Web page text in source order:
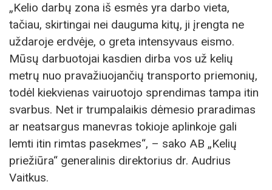
„Kelio darbų zona iš esmės yra darbo vieta,
tačiau, skirtingai nei dauguma kitų, ji įrengta ne
uždaroje erdvėje, o greta intensyvaus eismo.
Mūsų darbuotojai kasdien dirba vos už kelių
metrų nuo pravažiuojančių transporto priemonių,
todėl kiekvienas vairuotojo sprendimas tampa itin
svarbus. Net ir trumpalaikis dėmesio praradimas
ar neatsargus manevras tokioje aplinkoje gali
lemti itin rimtas pasekmes“, – sako AB „Kelių
priežiūra“ generalinis direktorius dr. Audrius
Vaitkus.